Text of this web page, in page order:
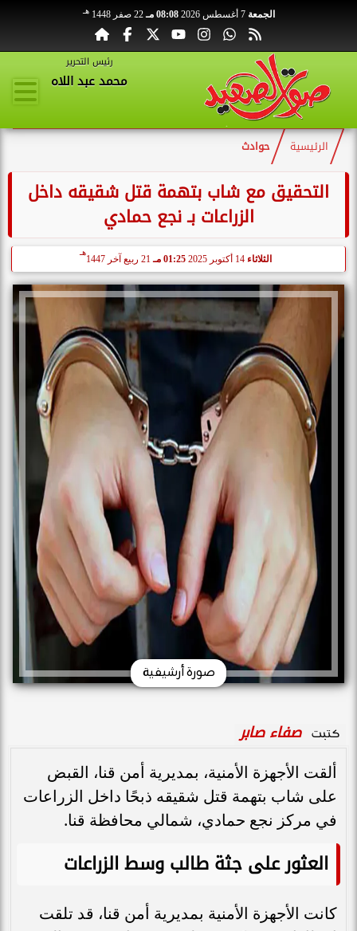
الجمعة 7 أغسطس 2026 08:08 مـ 22 صفر 1448 هـ
رئيس التحرير
محمد عبد اللاه
الرئيسية حوادث
التحقيق مع شاب بتهمة قتل شقيقه داخل
الزراعات بـ نجع حمادي
الثلاثاء 14 أكتوبر 2025 01:25 مـ 21 ربيع آخر 1447
هـ
صورة أرشيفية
كتبت صفاء صابر
ألقت الأجهزة الأمنية، بمديرية أمن قنا، القبض
على شاب بتهمة قتل شقيقه ذبحًا داخل الزراعات
في مركز نجع حمادي، شمالي محافظة قنا.
العثور على جثة طالب وسط الزراعات
كانت الأجهزة الأمنية بمديرية أمن قنا، قد تلقت